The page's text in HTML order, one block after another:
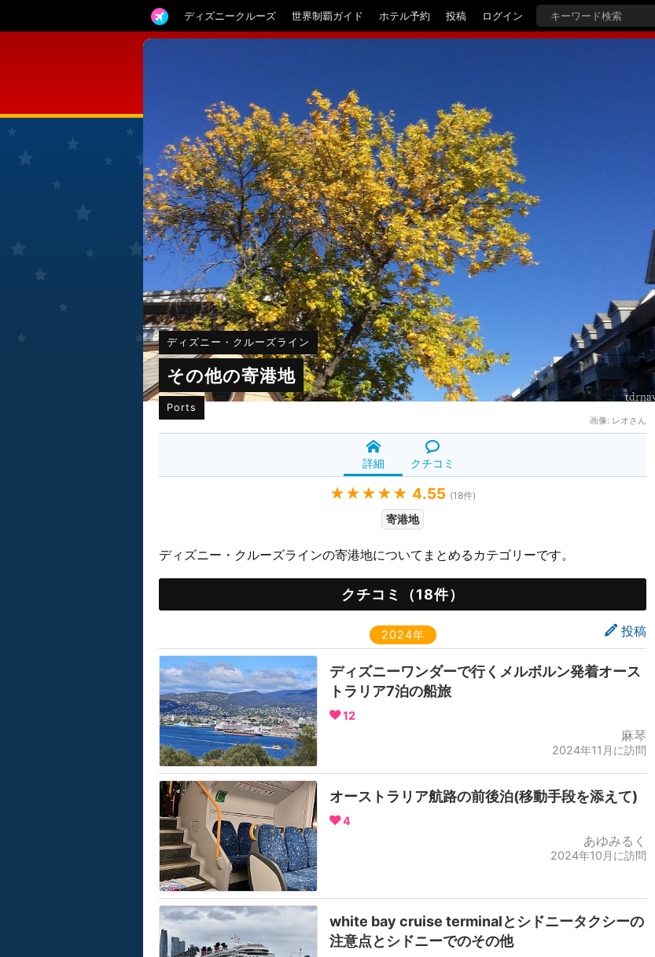
ディズニークルーズ 世界制覇ガイド ホテル予約 投稿 ログイン
ディズニー・クルーズライン
その他の寄港地
Ports
画像: レオさん
詳細 クチコミ
★★★★★ 4.55 (18件)
寄港地
ディズニー・クルーズラインの寄港地についてまとめるカテゴリーです。
クチコミ（18件）
投稿
2024年
ディズニーワンダーで行くメルボルン発着オース
トラリア7泊の船旅
12
麻琴
2024年11月に訪問
オーストラリア航路の前後泊(移動手段を添えて)
4
あゆみるく
2024年10月に訪問
white bay cruise terminalとシドニータクシーの
注意点とシドニーでのその他